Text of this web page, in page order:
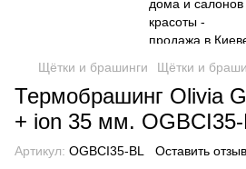
Щётки и брашинги Щётки и
Термобрашинг Оlivia
+ ion 35 мм.
Артикул: OGBCI35-BL Оставить отзыв